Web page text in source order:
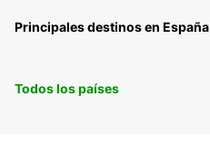
Principales destinos en España
Todos los países